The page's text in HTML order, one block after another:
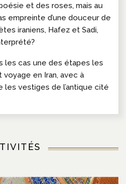
et des roses, mais au
empreinte d’une douceur de
iraniens, Hafez et Sadi,
les cas une des étapes les
en Iran, avec à
les vestiges de l’antique cité